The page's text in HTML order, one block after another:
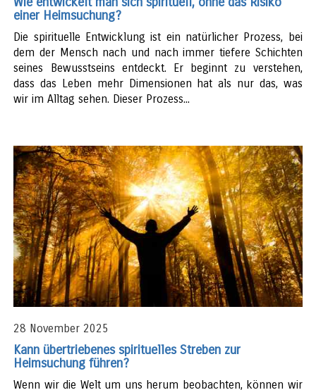
einer Heimsuchung?
Die spirituelle Entwicklung ist ein natürlicher Prozess, bei
dem der Mensch nach und nach immer tiefere Schichten
seines Bewusstseins entdeckt. Er beginnt zu verstehen,
dass das Leben mehr Dimensionen hat als nur das, was
wir im Alltag sehen. Dieser Prozess...
28 November 2025
Kann übertriebenes spirituelles Streben zur
Heimsuchung führen?
Wenn wir die Welt um uns herum beobachten, können wir